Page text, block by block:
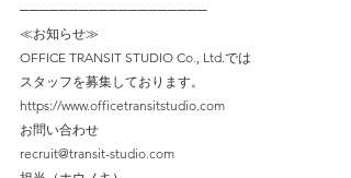
───────────────────
≪お知らせ≫
OFFICE TRANSIT STUDIO Co., Ltd.では
スタッフを募集しております。
https://www.officetransitstudio.com
お問い合わせ
recruit@transit-studio.com